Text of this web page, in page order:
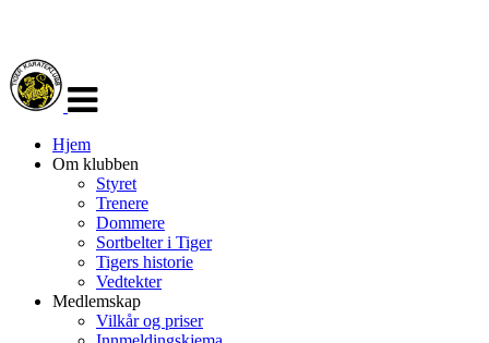
navigasjon
Hjem
Om klubben
Styret
Trenere
Dommere
Sortbelter i Tiger
Tigers historie
Vedtekter
Medlemskap
Vilkår og priser